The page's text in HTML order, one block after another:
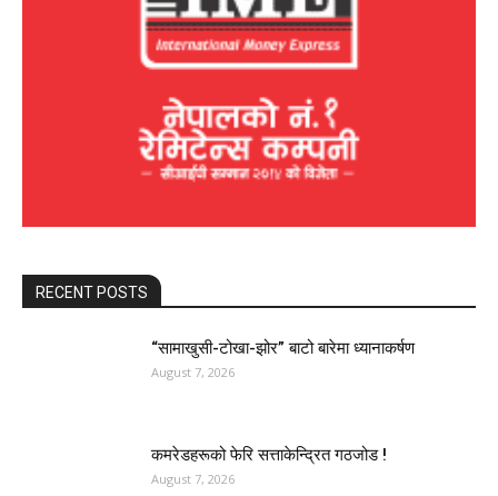
RECENT POSTS
“सामाखुसी-टोखा-झोर” बाटो बारेमा ध्यानाकर्षण
August 7, 2026
कमरेडहरूको फेरि सत्ताकेन्द्रित गठजोड !
August 7, 2026